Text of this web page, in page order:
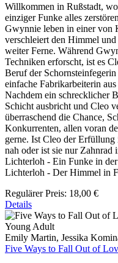
Willkommen in Rußstadt,
einziger Funke alles
Gwynnie leben in einer von
verschleiert den Himmel
weiter Ferne. Während
Techniken erforscht, ist es
Beruf der
einfache Fabrikarbeiterin
Nachdem ein schrecklicher
Schicht ausbricht und Cleo
überraschend die Chance,
Konkurrenten, allen voran
gerne. Ist Cleo der Erfüllung
nah oder ist sie nur Zahnrad
Lichterloh - Ein Funke in
Lichterloh - Der Himmel in
Regulärer Preis: 18,00 €
Details
Young Adult
Emily Martin, Jessika
Five Ways to Fall Out of